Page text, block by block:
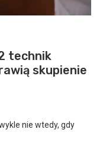
technik
skupienie
nie wtedy, gdy